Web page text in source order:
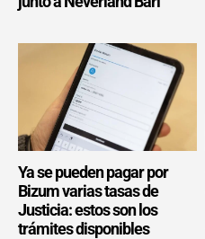
Ya se pueden pagar por
Bizum varias tasas de
Justicia: estos son los
trámites disponibles